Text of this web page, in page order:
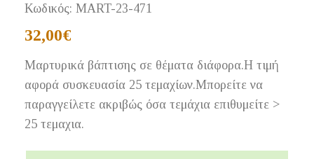
Κωδικός: MART-23-471
32,00€
Μαρτυρικά βάπτισης σε θέματα διάφορα.Η τιμή
αφορά συσκευασία 25 τεμαχίων.Μπορείτε να
παραγγείλετε ακριβώς όσα τεμάχια επιθυμείτε >
25 τεμαχια.